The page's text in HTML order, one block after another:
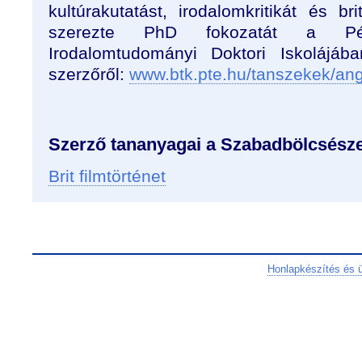
kultúrakutatást, irodalomkritikát és
szerezte PhD fokozatát a
Irodalomtudományi Doktori
szerzőről: www.btk.pte.hu/tanszekek/
Szerző tananyagai a
Brit filmtörténet
Honlapkészítés és